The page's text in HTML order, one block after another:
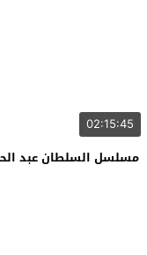
02:15:45
مسلسل السلطان عبد